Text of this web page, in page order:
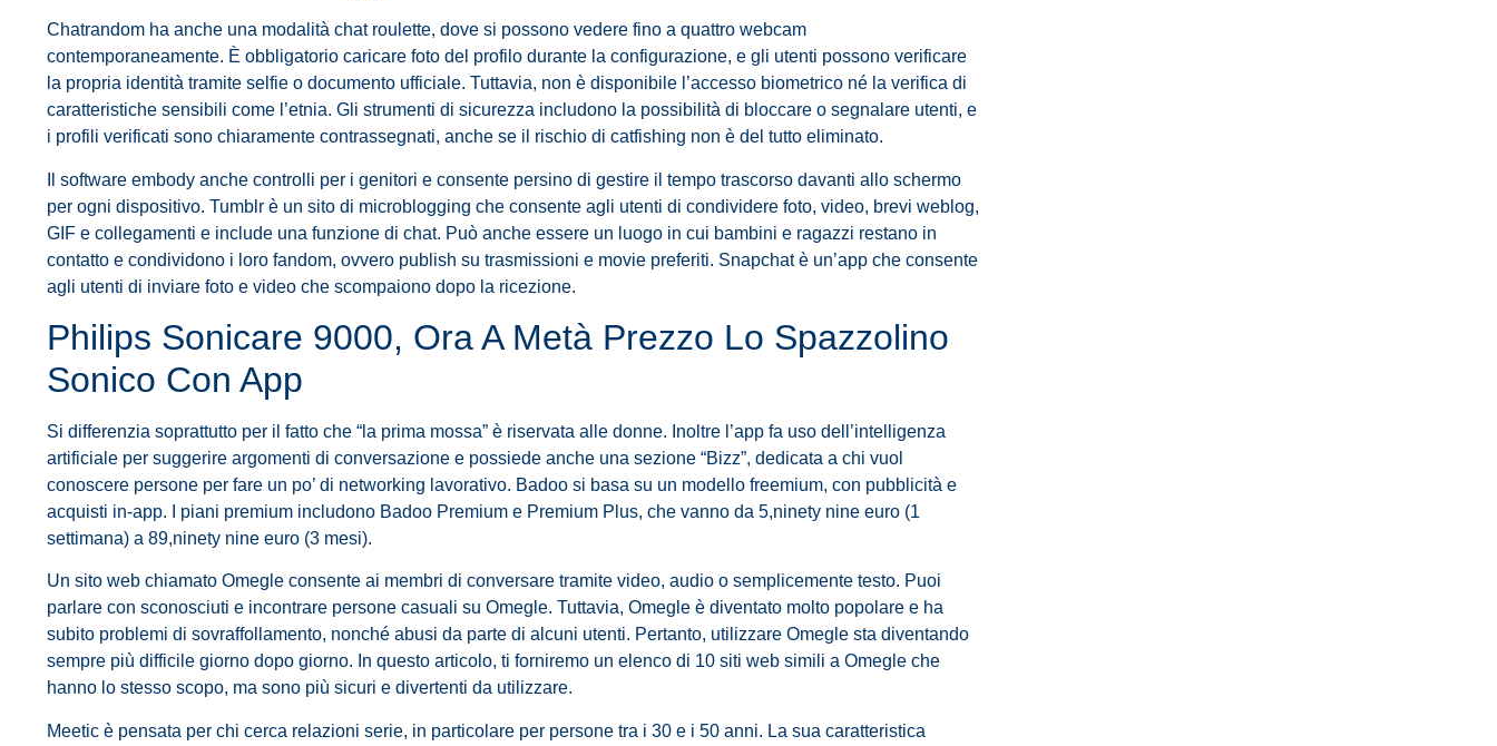
Chatrandom ha anche una modalità chat roulette, dove si possono vedere fino a quattro webcam
contemporaneamente. È obbligatorio caricare foto del profilo durante la configurazione, e gli utenti possono verificare
la propria identità tramite selfie o documento ufficiale. Tuttavia, non è disponibile l’accesso biometrico né la verifica di
caratteristiche sensibili come l’etnia. Gli strumenti di sicurezza includono la possibilità di bloccare o segnalare utenti, e
i profili verificati sono chiaramente contrassegnati, anche se il rischio di catfishing non è del tutto eliminato.
Il software embody anche controlli per i genitori e consente persino di gestire il tempo trascorso davanti allo schermo
per ogni dispositivo. Tumblr è un sito di microblogging che consente agli utenti di condividere foto, video, brevi weblog,
GIF e collegamenti e include una funzione di chat. Può anche essere un luogo in cui bambini e ragazzi restano in
contatto e condividono i loro fandom, ovvero publish su trasmissioni e movie preferiti. Snapchat è un’app che consente
agli utenti di inviare foto e video che scompaiono dopo la ricezione.
Philips Sonicare 9000, Ora A Metà Prezzo Lo Spazzolino
Sonico Con App
Si differenzia soprattutto per il fatto che “la prima mossa” è riservata alle donne. Inoltre l’app fa uso dell’intelligenza
artificiale per suggerire argomenti di conversazione e possiede anche una sezione “Bizz”, dedicata a chi vuol
conoscere persone per fare un po’ di networking lavorativo. Badoo si basa su un modello freemium, con pubblicità e
acquisti in-app. I piani premium includono Badoo Premium e Premium Plus, che vanno da 5,ninety nine euro (1
settimana) a 89,ninety nine euro (3 mesi).
Un sito web chiamato Omegle consente ai membri di conversare tramite video, audio o semplicemente testo. Puoi
parlare con sconosciuti e incontrare persone casuali su Omegle. Tuttavia, Omegle è diventato molto popolare e ha
subito problemi di sovraffollamento, nonché abusi da parte di alcuni utenti. Pertanto, utilizzare Omegle sta diventando
sempre più difficile giorno dopo giorno. In questo articolo, ti forniremo un elenco di 10 siti web simili a Omegle che
hanno lo stesso scopo, ma sono più sicuri e divertenti da utilizzare.
Meetic è pensata per chi cerca relazioni serie, in particolare per persone tra i 30 e i 50 anni. La sua caratteristica